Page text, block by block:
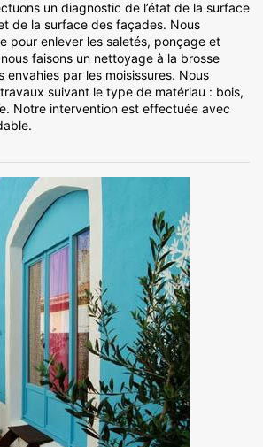
un diagnostic de l’état de la surface
de la surface des façades. Nous
pour enlever les saletés, ponçage et
faisons un nettoyage à la brosse
envahies par les moisissures. Nous
suivant le type de matériau : bois,
Notre intervention est effectuée avec